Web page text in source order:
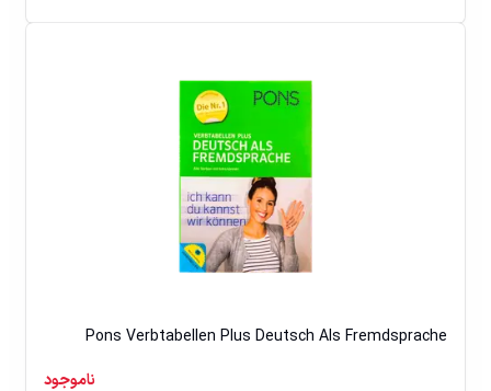
Pons Verbtabellen Plus Deutsch Als Fremdsprache
ناموجود